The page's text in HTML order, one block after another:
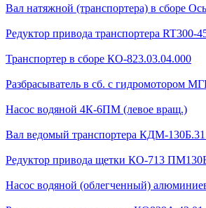
Вал натяжной (транспортера) в сборе
Редуктор привода транспортера RT300-
Транспортер в сборе КО-823.03.04.000
Разбрасыватель в сб. с гидромотором
Насос водяной 4К-6ПМ (левое вращ.)
Вал ведомый транспортера КДМ-
Редуктор привода щетки КО-713
Насос водяной (облегченный)